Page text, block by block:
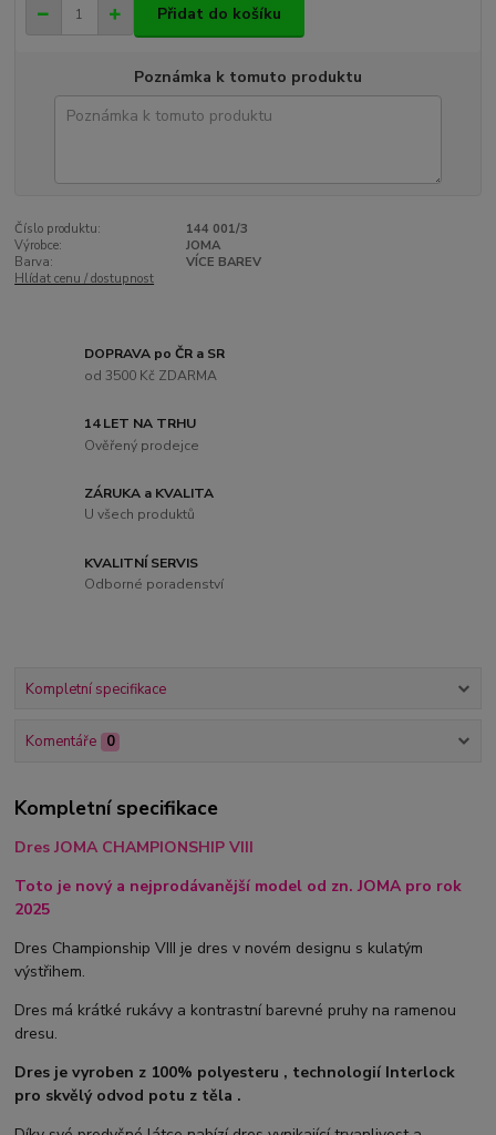
Přidat do košíku
Poznámka k tomuto produktu
Číslo produktu:
144 001/3
Výrobce:
JOMA
Barva:
VÍCE BAREV
Hlídat cenu / dostupnost
DOPRAVA po ČR a SR
od 3500 Kč ZDARMA
14 LET NA TRHU
Ověřený prodejce
ZÁRUKA a KVALITA
U všech produktů
KVALITNÍ SERVIS
Odborné poradenství
Kompletní specifikace
Komentáře 0
Kompletní specifikace
Dres JOMA CHAMPIONSHIP VIII
Toto je nový a nejprodávanější model od zn. JOMA pro rok
2025
Dres Championship VIII je dres v novém designu s kulatým
výstřihem.
Dres má krátké rukávy a kontrastní barevné pruhy na ramenou
dresu.
Dres je vyroben z 100% polyesteru , technologií Interlock
pro skvělý odvod potu z těla .